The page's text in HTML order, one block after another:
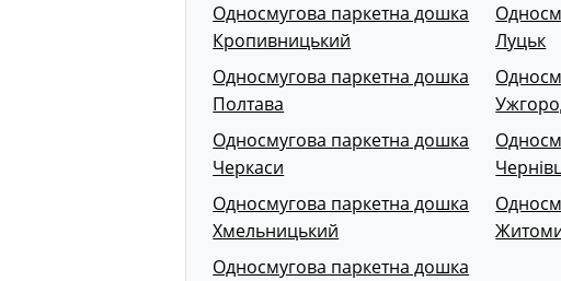
Односмугова паркетна дошка
Кропивницький
Луцьк
Односмугова паркетна дошка
Полтава
Односмугова паркетна дошка
Черкаси
Односмугова паркетна дошка
Хмельницький
Односмугова паркетна дошка